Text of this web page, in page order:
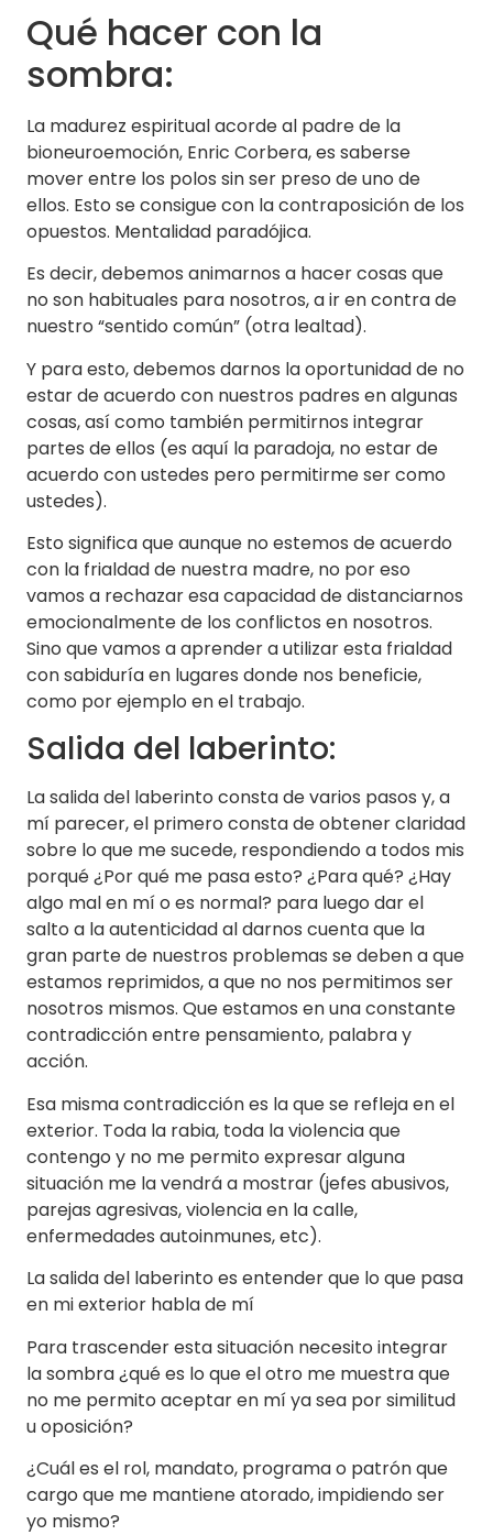
Qué hacer con la
sombra:
La madurez espiritual acorde al padre de la
bioneuroemoción, Enric Corbera, es saberse
mover entre los polos sin ser preso de uno de
ellos. Esto se consigue con la contraposición de los
opuestos. Mentalidad paradójica.
Es decir, debemos animarnos a hacer cosas que
no son habituales para nosotros, a ir en contra de
nuestro “sentido común” (otra lealtad).
Y para esto, debemos darnos la oportunidad de no
estar de acuerdo con nuestros padres en algunas
cosas, así como también permitirnos integrar
partes de ellos (es aquí la paradoja, no estar de
acuerdo con ustedes pero permitirme ser como
ustedes).
Esto significa que aunque no estemos de acuerdo
con la frialdad de nuestra madre, no por eso
vamos a rechazar esa capacidad de distanciarnos
emocionalmente de los conflictos en nosotros.
Sino que vamos a aprender a utilizar esta frialdad
con sabiduría en lugares donde nos beneficie,
como por ejemplo en el trabajo.
Salida del laberinto:
La salida del laberinto consta de varios pasos y, a
mí parecer, el primero consta de obtener claridad
sobre lo que me sucede, respondiendo a todos mis
porqué ¿Por qué me pasa esto? ¿Para qué? ¿Hay
algo mal en mí o es normal? para luego dar el
salto a la autenticidad al darnos cuenta que la
gran parte de nuestros problemas se deben a que
estamos reprimidos, a que no nos permitimos ser
nosotros mismos. Que estamos en una constante
contradicción entre pensamiento, palabra y
acción.
Esa misma contradicción es la que se refleja en el
exterior. Toda la rabia, toda la violencia que
contengo y no me permito expresar alguna
situación me la vendrá a mostrar (jefes abusivos,
parejas agresivas, violencia en la calle,
enfermedades autoinmunes, etc).
La salida del laberinto es entender que lo que pasa
en mi exterior habla de mí
Para trascender esta situación necesito integrar
la sombra ¿qué es lo que el otro me muestra que
no me permito aceptar en mí ya sea por similitud
u oposición?
¿Cuál es el rol, mandato, programa o patrón que
cargo que me mantiene atorado, impidiendo ser
yo mismo?